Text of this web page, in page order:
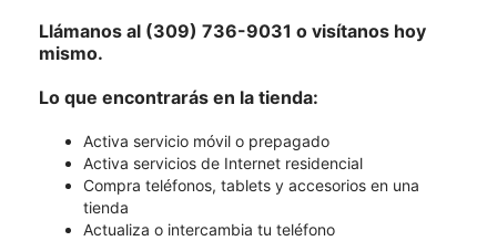
Llámanos al (309) 736-9031 o visítanos hoy
mismo.
Lo que encontrarás en la tienda:
Activa servicio móvil o prepagado
Activa servicios de Internet residencial
Compra teléfonos, tablets y accesorios en una
tienda
Actualiza o intercambia tu teléfono